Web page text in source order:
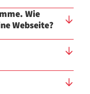
Wie
Webseite?